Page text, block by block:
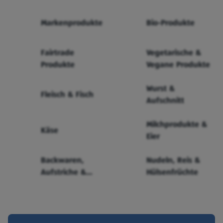
Markenprodukte Bio-Produkte
Fairtrade
Produkte
Vegetarische &
Vegane Produkte
Fleisch & Fisch
Wurst &
Aufschnitt
Käse
Milchprodukte &
Eier
Backwaren,
Aufstriche &
Nudeln, Reis &
Hülsenfrüchte